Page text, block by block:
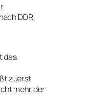
DDR,
das
zuerst
mehr der